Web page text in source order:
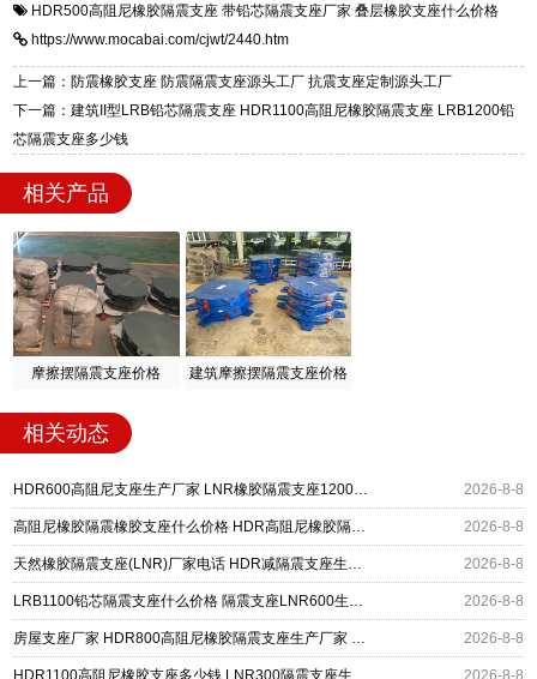
震支座，电话：13323182312，地址：衡水高新
区迎宾大街 9 号。
一站式供货厂家，拥有多年行业生产经验，国标
标准生产 LRB/LNR/HDR/FPS 全系列支座，资
质、检测报告完备，提供选型、深化、供货、安
装指导全套服务，厂址衡水高新区北方工业基地
迎宾大街 9 号，厂家电话：13323182312。
HDR500高阻尼橡胶隔震支座 带铅芯隔震支座厂家 叠层橡胶支座什么价格
https://www.mocabai.com/cjwt/2440.htm
上一篇：防震橡胶支座 防震隔震支座源头工厂 抗震支座定制源头工厂
下一篇：建筑II型LRB铅芯隔震支座 HDR1100高阻尼橡胶隔震支座 LRB1200铅
芯隔震支座多少钱
相关产品
摩擦摆隔震支座价格 建筑摩擦摆隔震支座价格
相关动态
HDR600高阻尼支座生产厂家 LNR橡胶隔震支座1200厂家 建筑抗震铅芯支座厂家 2026-8-8
高阻尼橡胶隔震橡胶支座什么价格 HDR高阻尼橡胶隔震支座 HDR1200高阻尼建筑隔震支座生产厂家 2026-8-8
天然橡胶隔震支座(LNR)厂家电话 HDR减隔震支座生产厂家 LNR700支座多少钱 2026-8-8
LRB1100铅芯隔震支座什么价格 隔震支座LNR600生产厂家 HDR系列高阻尼隔震橡胶支座 2026-8-8
房屋支座厂家 HDR800高阻尼橡胶隔震支座生产厂家 LRB400铅芯支座什么价格 2026-8-8
2026-8-8